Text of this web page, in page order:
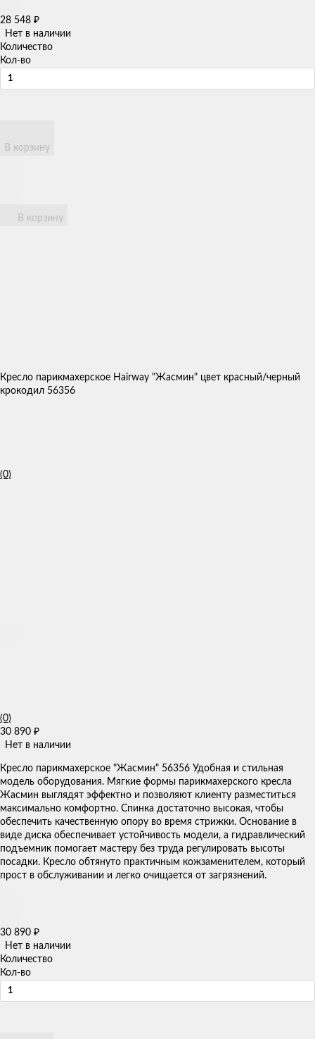
28 548 ₽
Нет в наличии
Количество
Кол-во
В корзину
В корзину
Кресло парикмахерское Hairway "Жасмин" цвет красный/черный
крокодил 56356
(0)
(0)
30 890 ₽
Нет в наличии
Кресло парикмахерское "Жасмин" 56356 Удобная и стильная
модель оборудования. Мягкие формы парикмахерского кресла
Жасмин​ выглядят эффектно и позволяют клиенту разместиться
максимально комфортно. Спинка достаточно высокая, чтобы
обеспечить качественную опору во время стрижки. Основание в
виде диска обеспечивает устойчивость модели, а гидравлический
подъемник помогает мастеру без труда регулировать высоты
посадки. Кресло обтянуто практичным кожзаменителем, который
прост в обслуживании и легко очищается от загрязнений.
30 890 ₽
Нет в наличии
Количество
Кол-во